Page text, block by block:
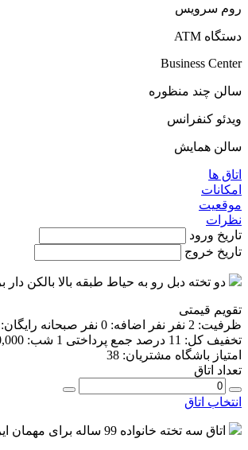
روم سرویس
دستگاه ATM
Business Center
سالن چند منظوره
ویدئو کنفرانس
سالن همایش
اتاق ها
امکانات
موقعیت
نظرات
تاریخ ورود
تاریخ خروج
دو تخته دبل رو به حیاط طبقه بالا بالکن دار
تقویم قیمتی
ظرفیت: 2 نفر نفر اضافه: 0 نفر صبحانه رایگان:
تخفیف کل: 11 درصد جمع پرداختی 1 شب:
امتیاز باشگاه مشتریان: 38
تعداد اتاق
انتخاب اتاق
اتاق سه تخته خانواده 99 ساله برای مهمان ایرانی